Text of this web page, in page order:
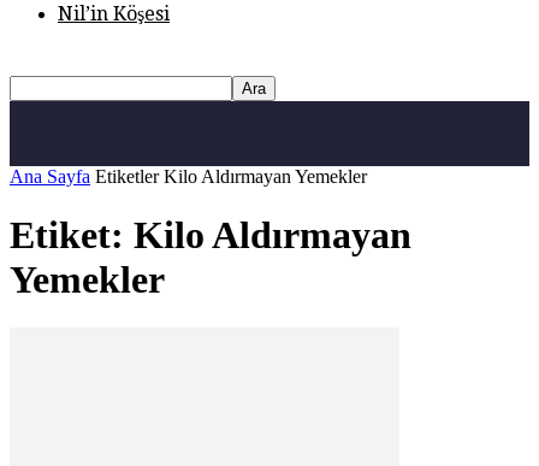
Nil’in Köşesi
Ana Sayfa Etiketler Kilo Aldırmayan Yemekler
Etiket: Kilo Aldırmayan
Yemekler